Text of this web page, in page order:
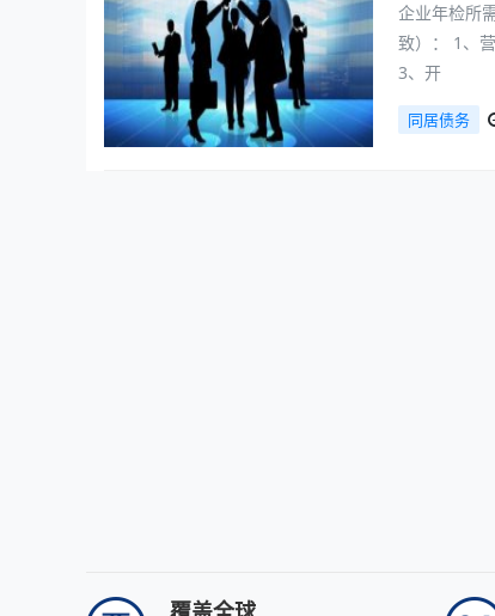
企业年检所
致）： 1、
3、开
同居债务